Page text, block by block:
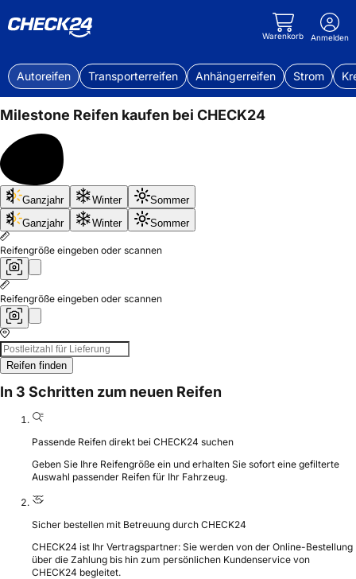
Warenkorb Anmelden
Autoreifen Transporterreifen Anhängerreifen Strom
Milestone Reifen kaufen bei CHECK24
Bis
50%
sparen
Ganzjahr Winter
Sommer
Ganzjahr
Winter Sommer
Reifengröße eingeben oder scannen
Reifengröße eingeben oder scannen
Reifen finden
In 3 Schritten zum neuen Reifen
Passende Reifen direkt bei CHECK24 suchen
Geben Sie Ihre Reifengröße ein und erhalten Sie sofort eine gefilterte
Auswahl passender Reifen für Ihr Fahrzeug.
Sicher bestellen mit Betreuung durch CHECK24
CHECK24 ist Ihr Vertragspartner: Sie werden von der Online-Bestellung
über die Zahlung bis hin zum persönlichen Kundenservice von
CHECK24 begleitet.